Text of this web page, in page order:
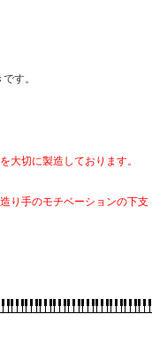
す。
大切に製造しております。
り手のモチベーションの下支